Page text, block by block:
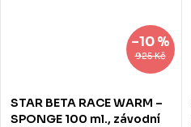
925 Kč
–10 %
STAR BETA RACE WARM –
SPONGE 100 ml., závodní